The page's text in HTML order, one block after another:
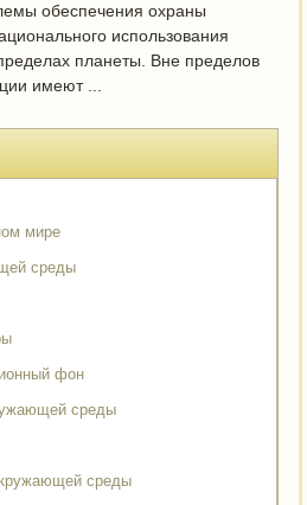
обеспечения охраны
использования
планеты. Вне пределов
имеют ...
мире
среды
фон
среды
среды